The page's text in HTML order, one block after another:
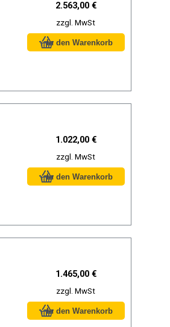
2.563,00 €
zzgl. MwSt
1.022,00 €
zzgl. MwSt
1.465,00 €
zzgl. MwSt